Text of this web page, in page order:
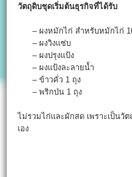
วัตถุดิบชุดเริ่มต้นธุรกิจที่ได้รับ
– ผงหมักไก่ สำหรับหมักไก่
– ผงวิงแซ่บ
– ผงปรุงแป้ง
– ผงแป้งละลายน้ำ
– ข้าวคั่ว 1 ถุง
– พริกป่น 1 ถุง
ไม่รวมไก่และผักสด เพราะเป็นวั
เอง